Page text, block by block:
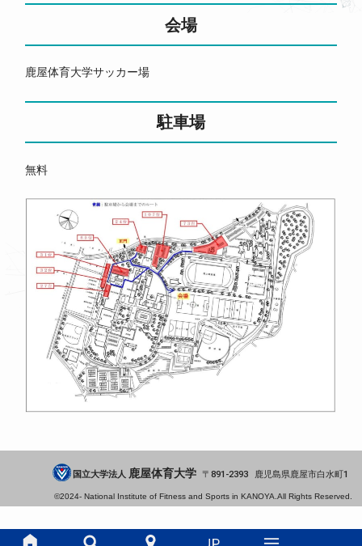
会場
鹿屋体育大学サッカー場
駐車場
無料
国立大学法人 鹿屋体育大学 891-2393 鹿児島県鹿屋市白水町1
©2024- National Institute of Fitness and Sports in KANOYA.All Rights Reserved.